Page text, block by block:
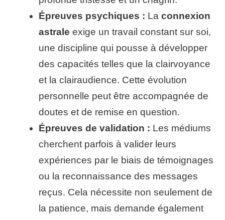
Épreuves psychiques : La connexion
astrale exige un travail constant sur soi,
une discipline qui pousse à développer
des capacités telles que la clairvoyance
et la clairaudience. Cette évolution
personnelle peut être accompagnée de
doutes et de remise en question.
Épreuves de validation : Les médiums
cherchent parfois à valider leurs
expériences par le biais de témoignages
ou la reconnaissance des messages
reçus. Cela nécessite non seulement de
la patience, mais demande également